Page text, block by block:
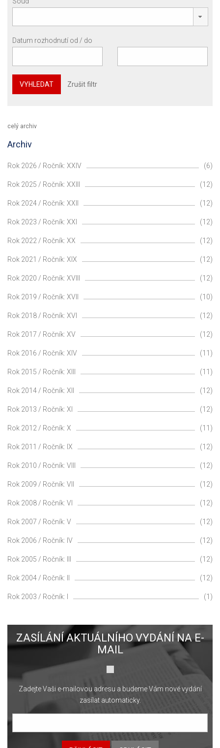
Datum rozhodnutí od / do
VYHLEDAT Zrušit filtr
celý archiv
Archiv
Rok 2026 / Ročník: XXIV (6)
Rok 2025 / Ročník: XXIII (12)
Rok 2024 / Ročník: XXII (12)
Rok 2023 / Ročník: XXI (12)
Rok 2022 / Ročník: XX (12)
Rok 2021 / Ročník: XIX (12)
Rok 2020 / Ročník: XVIII (12)
Rok 2019 / Ročník: XVII (10)
Rok 2018 / Ročník: XVI (12)
Rok 2017 / Ročník: XV (12)
Rok 2016 / Ročník: XIV (11)
Rok 2015 / Ročník: XIII (11)
Rok 2014 / Ročník: XII (12)
Rok 2013 / Ročník: XI (12)
Rok 2012 / Ročník: X (11)
Rok 2011 / Ročník: IX (12)
Rok 2010 / Ročník: VIII (12)
Rok 2009 / Ročník: VII (12)
Rok 2008 / Ročník: VI (12)
Rok 2007 / Ročník: V (12)
Rok 2006 / Ročník: IV (12)
Rok 2005 / Ročník: III (12)
Rok 2004 / Ročník: II (12)
Rok 2003 / Ročník: I (1)
ZASÍLÁNÍ AKTUÁLNÍHO VYDÁNÍ NA E-
MAIL
Zadejte Vaši e-mailovou adresu a budeme Vám nové vydání
zasílat automaticky.